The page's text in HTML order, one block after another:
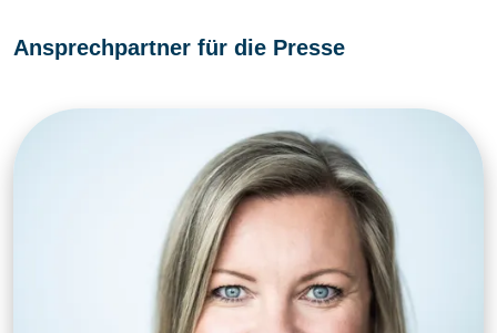
Ansprechpartner für die Presse